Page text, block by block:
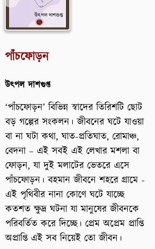
পাঁচফোড়ন
উৎপল দাশগুপ্ত
‘পাঁচফোড়ন’ বিভিন্ন স্বাদের তিরিশটি ছোট
বড় গল্পের সংকলন। জীবনের ঘটে যাওয়া
বা না ঘটা কথা, ঘাত-প্রতিঘাত, রোমাঞ্চ,
বেদনা – এই সবই এই লেখার মশলা বা
ফোড়ন, যা দুই মলাটের ভেতরে এসে
পাঁচফোড়ন। বহমান জীবনে শহরে গ্রামে -
এই পৃথিবীর নানা কোণে ঘটে যাচ্ছে
কতশত ক্ষুদ্র ঘটনা যা মানুষের জীবনকে
পরিবর্তিত করে দিচ্ছে। প্রেম অপ্রেম প্রাপ্তি
অপ্রাপ্তি এই সব নিয়েই তো জীবন।